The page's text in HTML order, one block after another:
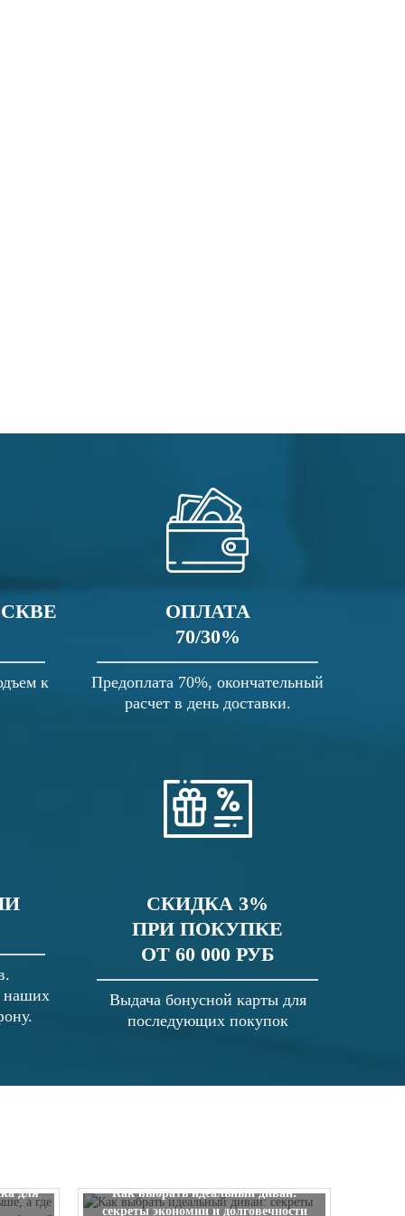
к
ОПЛАТА
70/30%
Предоплата 70%, окончательный
расчет в день доставки.
наших
СКИДКА 3%
ПРИ ПОКУПКЕ
ОТ 60 000 РУБ
Выдача бонусной карты для
последующих покупок
для
Как выбрать идеальный диван:
секреты экономии и долговечности